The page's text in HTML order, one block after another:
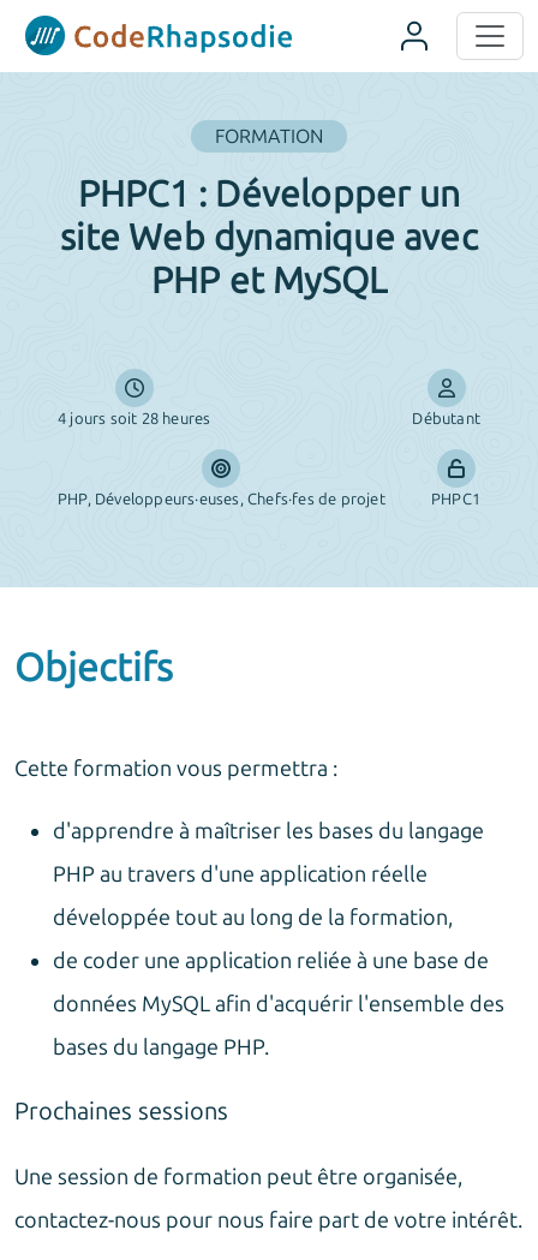
FORMATION
PHPC1 : Développer un
site Web dynamique avec
PHP et MySQL
4 jours soit 28 heures Débutant
PHP, Développeurs·euses, Chefs·fes de projet PHPC1
Objectifs
Cette formation vous permettra :
d'apprendre à maîtriser les bases du langage
PHP au travers d'une application réelle
développée tout au long de la formation,
de coder une application reliée à une base de
données MySQL afin d'acquérir l'ensemble des
bases du langage PHP.
Prochaines sessions
Une session de formation peut être organisée,
contactez-nous pour nous faire part de votre intérêt.
Panneau de gestion des cookies